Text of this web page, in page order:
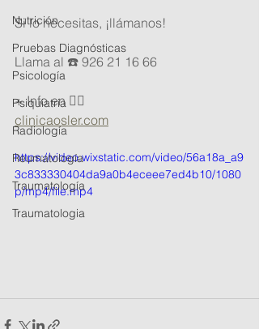
Nutrición
Pruebas Diagnósticas
Psicología
Psiquiatria
Radiología
Reumatología
Traumatología
Traumatologia
Si lo necesitas, ¡llámanos!
Llama al ☎️ 926 21 16 66
+ Info en 👇🏽
clinicaosler.com
https://video.wixstatic.com/video/56a18a_a9
3c833330404da9a0b4eceee7ed4b10/1080
p/mp4/file.mp4